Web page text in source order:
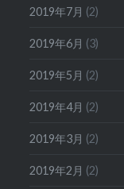
2019年7月 (2)
2019年6月 (3)
2019年5月 (2)
2019年4月 (2)
2019年3月 (2)
2019年2月 (2)